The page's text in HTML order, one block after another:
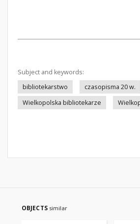
Subject and keywords:
bibliotekarstwo
czasopisma 20 w.
Wielkopolska bibliotekarze
OBJECTS similar